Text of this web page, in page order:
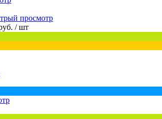
просмотр
/ шт